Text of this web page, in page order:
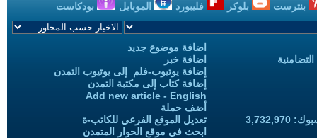
بنترست بلوكر فليبورد الموبايل بودكاست
اضافة موضوع جديد
اضافة خبر
إضافة يوتيوب-فلم إلى يوتيوب التمدن
إضافة كتاب إلى مكتبة التمدن
Add new article - English
أضف حملة
تعديل الموقع الفرعي للكاتب-ة
ابحث في موقع الحوار المتمدن